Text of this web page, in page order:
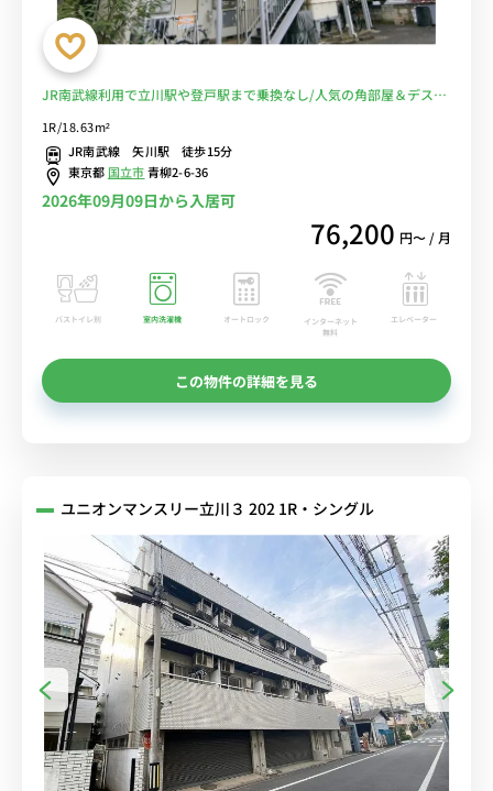
JR南武線利用で立川駅や登戸駅まで乗換なし/人気の角部屋＆デスク
1R/18.63m²
JR南武線 矢川駅 徒歩15分
東京都 国立市青柳2-6-36
2026年09月09日から入居可
76,200 円〜 / 月
バストイレ別 室内洗濯機 オートロック
インターネット
無料
エレベーター
この物件の詳細を見る
ユニオンマンスリー立川３ 202 1R・シングル